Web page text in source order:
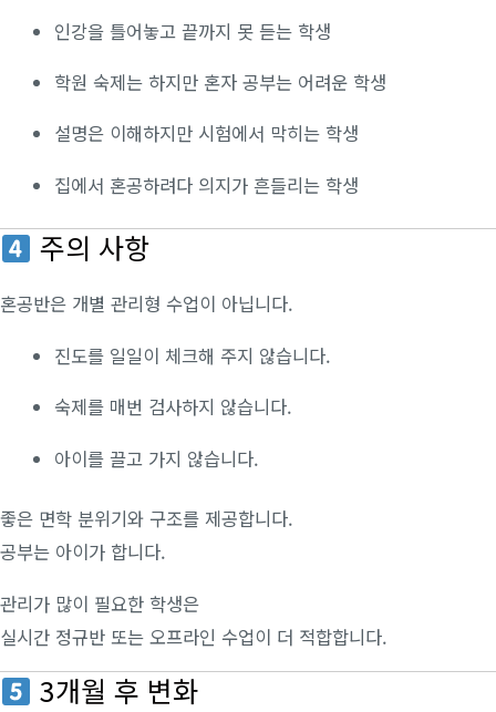
인강을 틀어놓고 끝까지 못 듣는 학생
학원 숙제는 하지만 혼자 공부는 어려운 학생
설명은 이해하지만 시험에서 막히는 학생
집에서 혼공하려다 의지가 흔들리는 학생
주의 사항
혼공반은 개별 관리형 수업이 아닙니다.
진도를 일일이 체크해 주지 않습니다.
숙제를 매번 검사하지 않습니다.
아이를 끌고 가지 않습니다.
좋은 면학 분위기와 구조를 제공합니다.
공부는 아이가 합니다.
관리가 많이 필요한 학생은
실시간 정규반 또는 오프라인 수업이 더 적합합니다.
3개월 후 변화